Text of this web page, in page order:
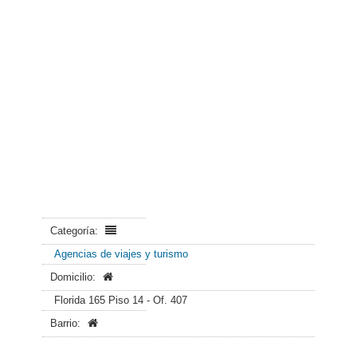
Categoría:
Agencias de viajes y turismo
Domicilio:
Florida 165 Piso 14 - Of. 407
Barrio: